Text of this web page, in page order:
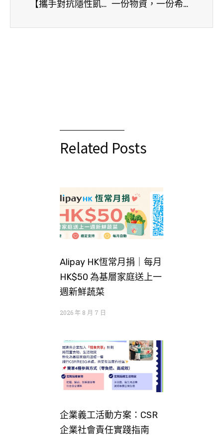
【攜手對抗隱性飢餓】香港生命力 × 企業夥伴：讓每口飯吃得健康有尊嚴 一份物資，一份希望：捐贈物資如何改變受惠家庭的生活？香港生命力「糧餉坊」助困境家庭重拾希望
Related Posts
Alipay HK恆常月捐｜每月
HK$50 為基層家庭送上一
週新鮮蔬菜
2026 年 8 月 7 日
企業義工活動方案：CSR
企業社會責任實踐指南